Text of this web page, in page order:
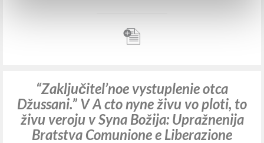
“Zaključitel’noe vystuplenie otca
Džussani.” V A cto nyne živu vo ploti, to
živu veroju v Syna Božija: Upražnenija
Bratstva Comunione e Liberazione